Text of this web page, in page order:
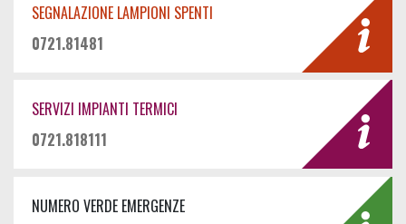
SEGNALAZIONE LAMPIONI SPENTI
0721.81481
SERVIZI IMPIANTI TERMICI
0721.818111
NUMERO VERDE EMERGENZE